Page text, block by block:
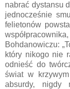
nabrać dystansu
jednocześnie
felietonów
Bohdanowiczu:
który nikogo nie
odnieść do
świat w
absurdy,